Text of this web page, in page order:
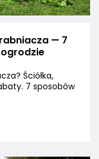
— 7
Ściółka,
7 sposobów